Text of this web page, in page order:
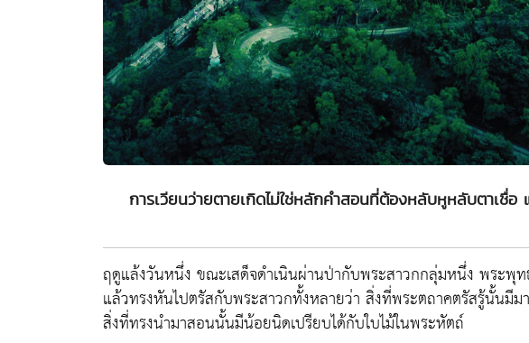
การเวียนว่ายตายเกิดไม่ใช่หลักคำสอนที่ต้องหลับหูหลับตาเชื่อ
ฤดูแล้งวันหนึ่ง ขณะเสด็จดำเนินผ่านป่ากับพระสาวกกลุ่มหนึ่ง พระพุ
แล้วทรงหันไปตรัสกับพระสาวกทั้งหลายว่า สิ่งที่พระตถาคตรัสรู้นั้นมี
สิ่งที่ทรงนำมาสอนนั้นมีน้อยนิดเปรียบได้กับใบไม้ในพระหัตถ์